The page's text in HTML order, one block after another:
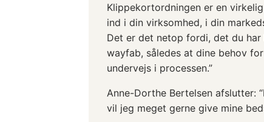
Klippekortordningen er en
ind i din virksomhed, i din
Det er det netop fordi, det du
wayfab, således at dine behov
undervejs i processen.”
Anne-Dorthe Bertelsen afslutter:
vil jeg meget gerne give mine